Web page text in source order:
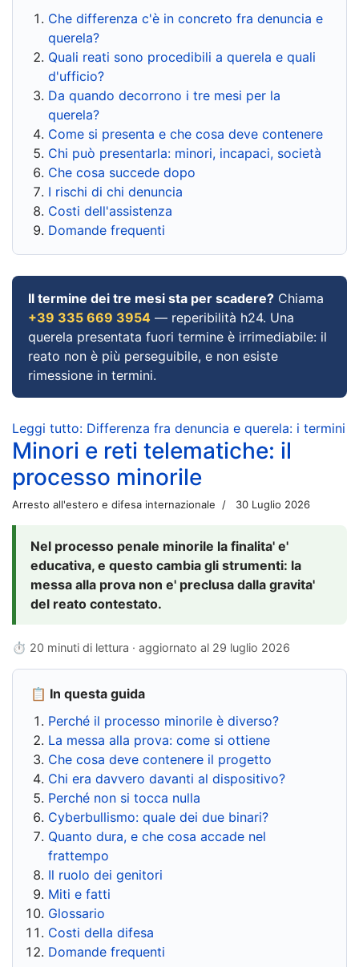
Che differenza c'è in concreto fra denuncia e
querela?
Quali reati sono procedibili a querela e quali
d'ufficio?
Da quando decorrono i tre mesi per la
querela?
Come si presenta e che cosa deve contenere
Chi può presentarla: minori, incapaci, società
Che cosa succede dopo
I rischi di chi denuncia
Costi dell'assistenza
Domande frequenti
Il termine dei tre mesi sta per scadere? Chiama
+39 335 669 3954 — reperibilità h24. Una
querela presentata fuori termine è irrimediabile: il
reato non è più perseguibile, e non esiste
rimessione in termini.
Leggi tutto: Differenza fra denuncia e querela: i termini
Minori e reti telematiche: il
processo minorile
Arresto all'estero e difesa internazionale 30 Luglio 2026
Nel processo penale minorile la finalita' e'
educativa, e questo cambia gli strumenti: la
messa alla prova non e' preclusa dalla gravita'
del reato contestato.
⏱ 20 minuti di lettura · aggiornato al 29 luglio 2026
📋 In questa guida
Perché il processo minorile è diverso?
La messa alla prova: come si ottiene
Che cosa deve contenere il progetto
Chi era davvero davanti al dispositivo?
Perché non si tocca nulla
Cyberbullismo: quale dei due binari?
Quanto dura, e che cosa accade nel
frattempo
Il ruolo dei genitori
Miti e fatti
Glossario
Costi della difesa
Domande frequenti